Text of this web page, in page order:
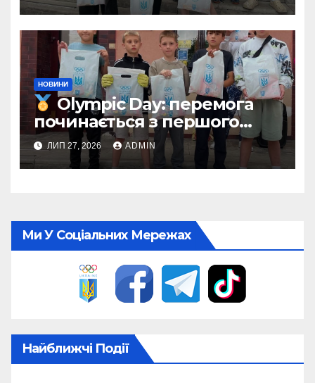
НОВИНИ
Olympic Day: перемога
починається з першого
кроку
ЛИП 27, 2026 ADMIN
Ми У Соціальних Мережах
Найближчі Події